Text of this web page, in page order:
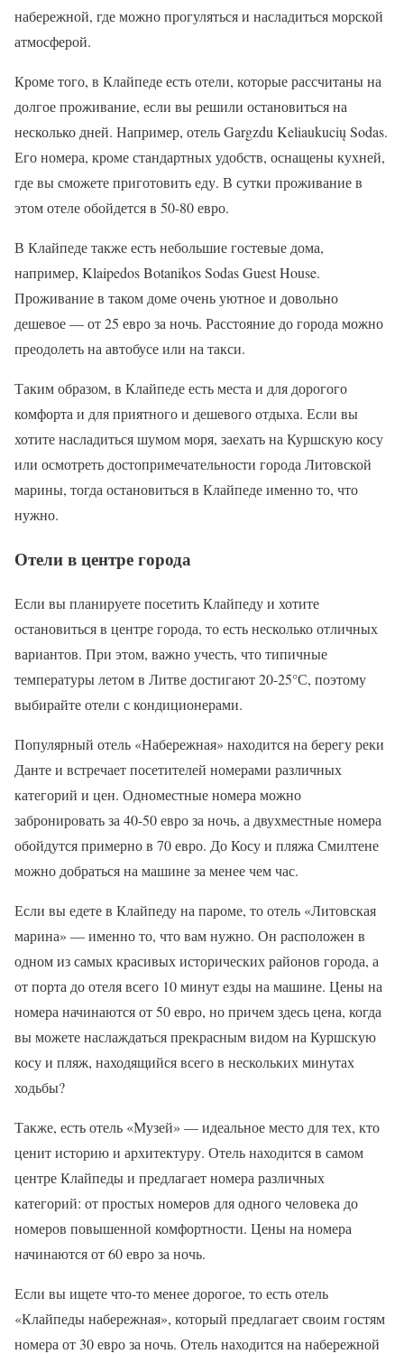
набережной, где можно прогуляться и насладиться морской
атмосферой.
Кроме того, в Клайпеде есть отели, которые рассчитаны на
долгое проживание, если вы решили остановиться на
несколько дней. Например, отель Gargzdu Keliaukucių Sodas.
Его номера, кроме стандартных удобств, оснащены кухней,
где вы сможете приготовить еду. В сутки проживание в
этом отеле обойдется в 50-80 евро.
В Клайпеде также есть небольшие гостевые дома,
например, Klaipedos Botanikos Sodas Guest House.
Проживание в таком доме очень уютное и довольно
дешевое — от 25 евро за ночь. Расстояние до города можно
преодолеть на автобусе или на такси.
Таким образом, в Клайпеде есть места и для дорогого
комфорта и для приятного и дешевого отдыха. Если вы
хотите насладиться шумом моря, заехать на Куршскую косу
или осмотреть достопримечательности города Литовской
марины, тогда остановиться в Клайпеде именно то, что
нужно.
Отели в центре города
Если вы планируете посетить Клайпеду и хотите
остановиться в центре города, то есть несколько отличных
вариантов. При этом, важно учесть, что типичные
температуры летом в Литве достигают 20-25°С, поэтому
выбирайте отели с кондиционерами.
Популярный отель «Набережная» находится на берегу реки
Данте и встречает посетителей номерами различных
категорий и цен. Одноместные номера можно
забронировать за 40-50 евро за ночь, а двухместные номера
обойдутся примерно в 70 евро. До Косу и пляжа Смилтене
можно добраться на машине за менее чем час.
Если вы едете в Клайпеду на пароме, то отель «Литовская
марина» — именно то, что вам нужно. Он расположен в
одном из самых красивых исторических районов города, а
от порта до отеля всего 10 минут езды на машине. Цены на
номера начинаются от 50 евро, но причем здесь цена, когда
вы можете наслаждаться прекрасным видом на Куршскую
косу и пляж, находящийся всего в нескольких минутах
ходьбы?
Также, есть отель «Музей» — идеальное место для тех, кто
ценит историю и архитектуру. Отель находится в самом
центре Клайпеды и предлагает номера различных
категорий: от простых номеров для одного человека до
номеров повышенной комфортности. Цены на номера
начинаются от 60 евро за ночь.
Если вы ищете что-то менее дорогое, то есть отель
«Клайпеды набережная», который предлагает своим гостям
номера от 30 евро за ночь. Отель находится на набережной